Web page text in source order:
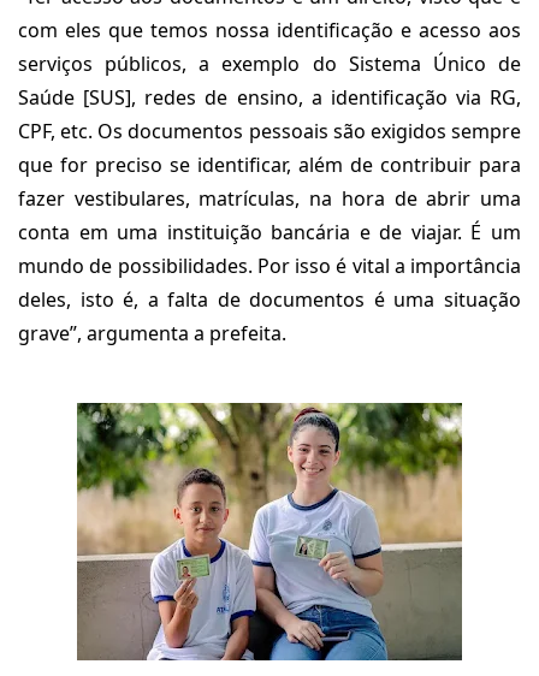
com eles que temos nossa identificação e acesso aos
serviços públicos, a exemplo do Sistema Único de
Saúde [SUS], redes de ensino, a identificação via RG,
CPF, etc. Os documentos pessoais são exigidos sempre
que for preciso se identificar, além de contribuir para
fazer vestibulares, matrículas, na hora de abrir uma
conta em uma instituição bancária e de viajar. É um
mundo de possibilidades. Por isso é vital a importância
deles, isto é, a falta de documentos é uma situação
grave”, argumenta a prefeita.